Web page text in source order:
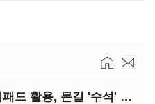
(지스타2025)넷마블 게임패드 활용, 몬길 '수석' 7대죄 '차석'